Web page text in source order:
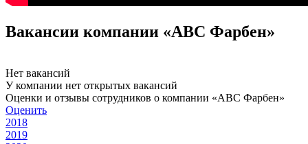
Вакансии компании «ABC Фарбен»
Нет вакансий
У компании нет открытых вакансий
Оценки и отзывы сотрудников о компании «ABC Фарбен»
Оценить
2018
2019